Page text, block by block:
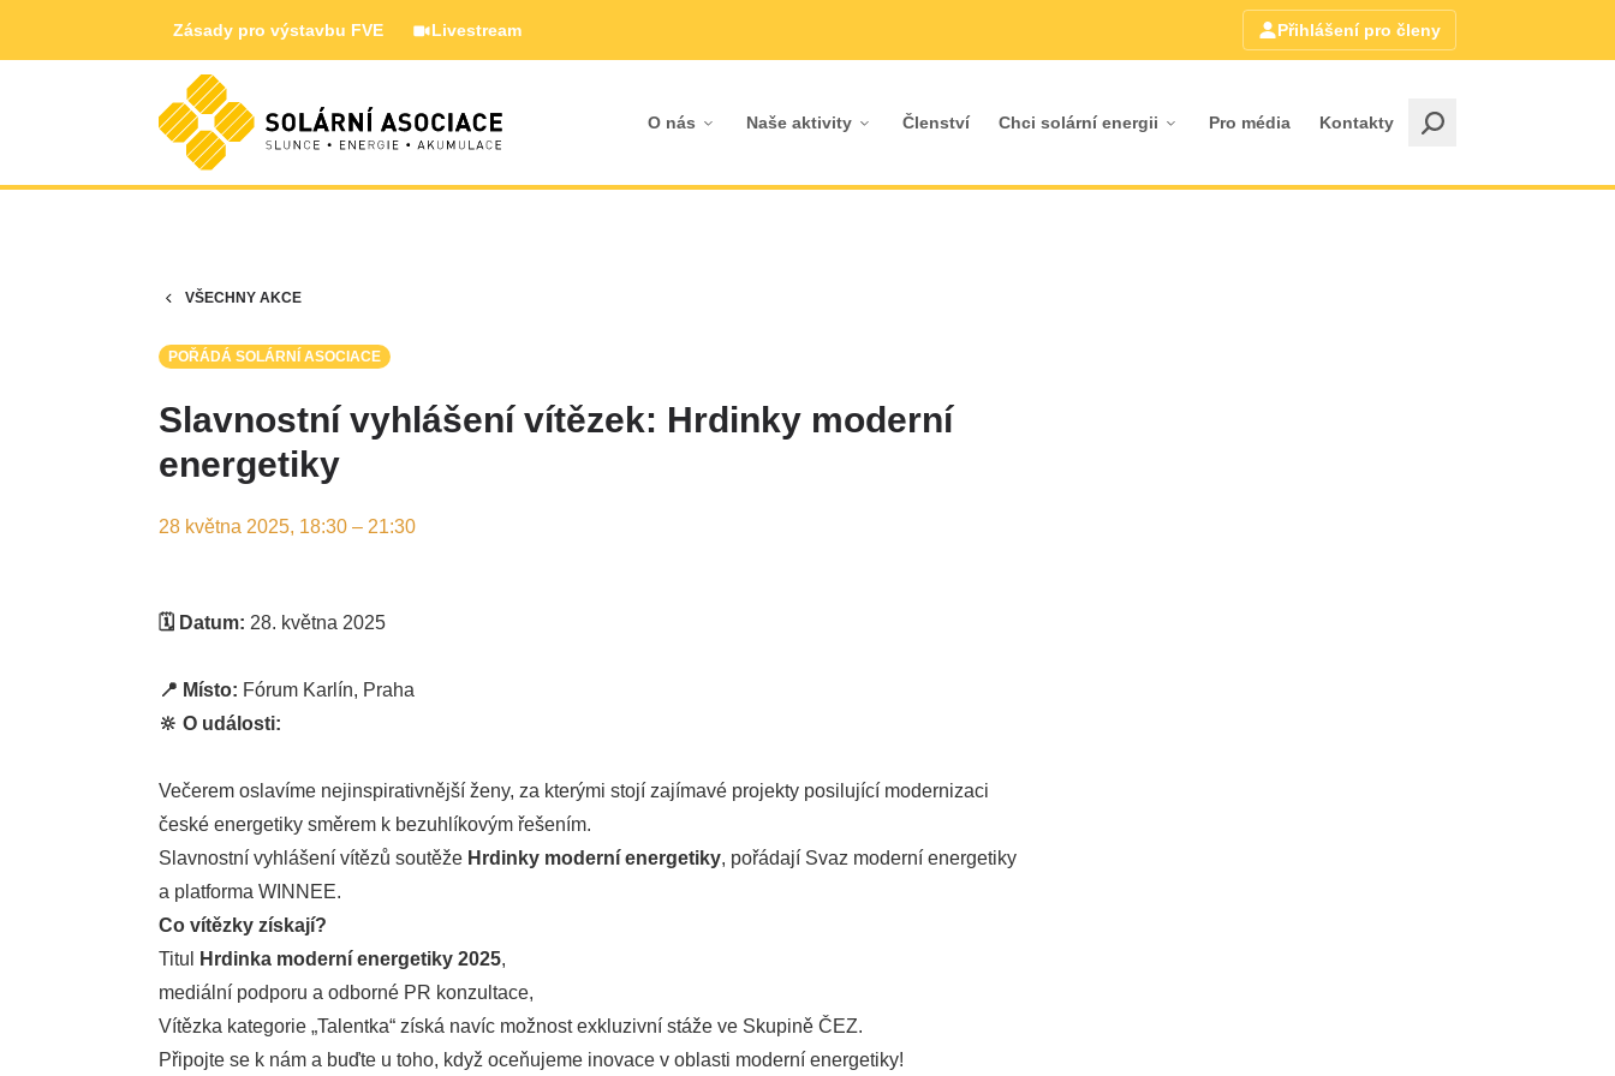
Zásady pro výstavbu FVE Livestream Přihlášení pro členy
O nás Naše aktivity Členství Chci solární energii Pro média Kontakty
VŠECHNY AKCE
POŘÁDÁ SOLÁRNÍ ASOCIACE
Slavnostní vyhlášení vítězek: Hrdinky moderní
energetiky
28 května 2025, 18:30 – 21:30
🗓 Datum: 28. května 2025
📍 Místo: Fórum Karlín, Praha
🔆 O události:
Večerem oslavíme nejinspirativnější ženy, za kterými stojí zajímavé projekty posilující modernizaci
české energetiky směrem k bezuhlíkovým řešením.
Slavnostní vyhlášení vítězů soutěže Hrdinky moderní energetiky, pořádají Svaz moderní energetiky
a platforma WINNEE.
Co vítězky získají?
Titul
Hrdinka moderní energetiky 2025,
mediální podporu a odborné PR konzultace,
Vítězka kategorie „Talentka“ získá navíc možnost exkluzivní stáže ve Skupině ČEZ.
Připojte se k nám a buďte u toho, když oceňujeme inovace v oblasti moderní energetiky!